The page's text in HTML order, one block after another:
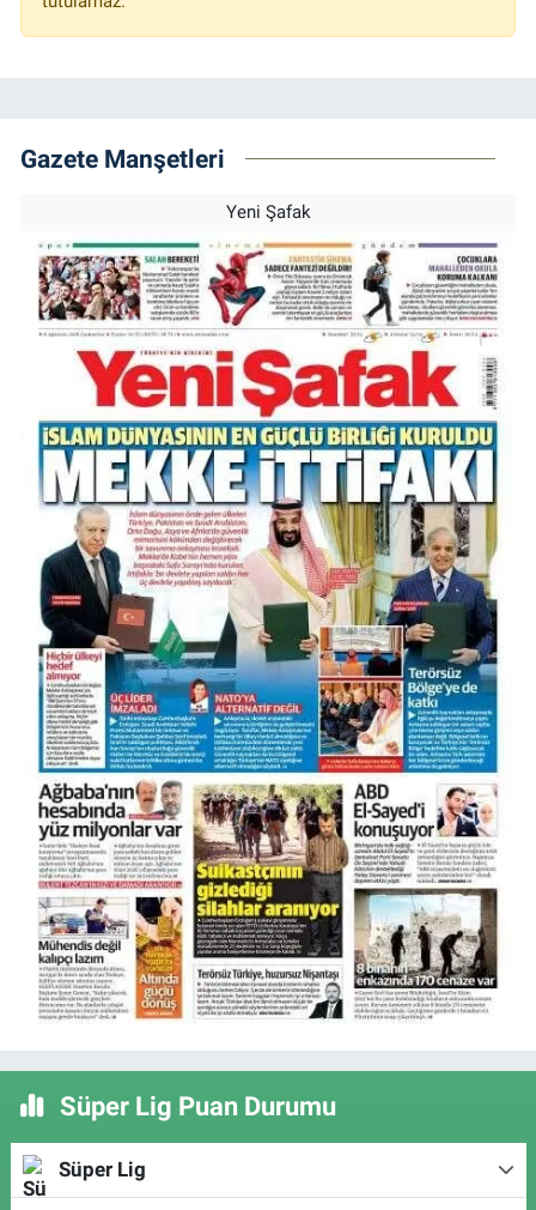
Gazete Manşetleri
Yeni Şafak
Süper Lig Puan Durumu
Süper Lig